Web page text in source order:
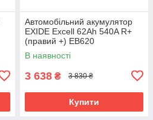
Автомобільний акумулятор
EXIDE Excell 62Ah 540A R+
(правий +) EB620
В наявності
3 638 ₴ 3 830 ₴
Купити